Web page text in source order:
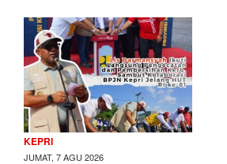
KEPRI
JUMAT, 7 AGU 2026